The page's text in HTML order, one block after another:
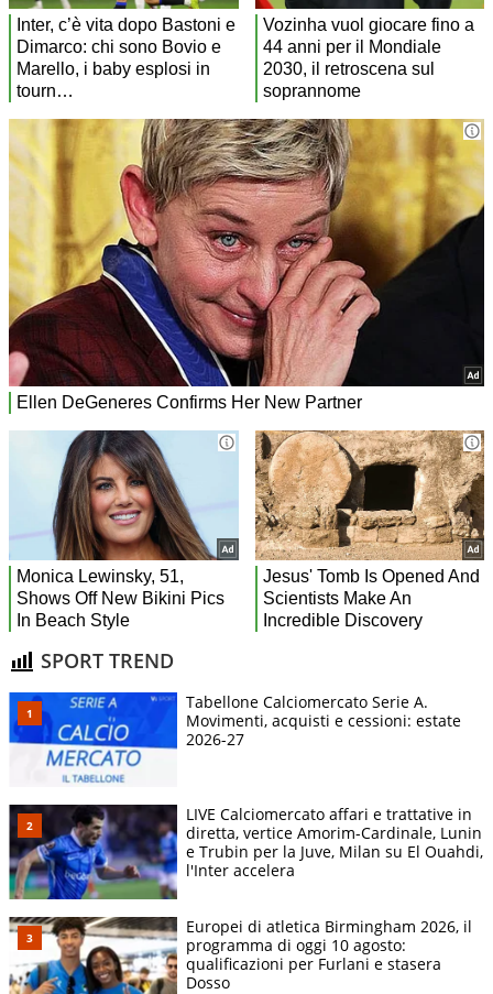
SPORT TREND
Tabellone Calciomercato Serie A.
Movimenti, acquisti e cessioni: estate
2026-27
LIVE Calciomercato affari e trattative in
diretta, vertice Amorim-Cardinale, Lunin
e Trubin per la Juve, Milan su El Ouahdi,
l'Inter accelera
Europei di atletica Birmingham 2026, il
programma di oggi 10 agosto:
qualificazioni per Furlani e stasera
Dosso